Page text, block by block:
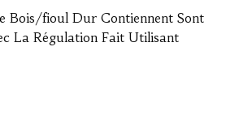
Bois/fioul Dur Contiennent Sont
La Régulation Fait Utilisant